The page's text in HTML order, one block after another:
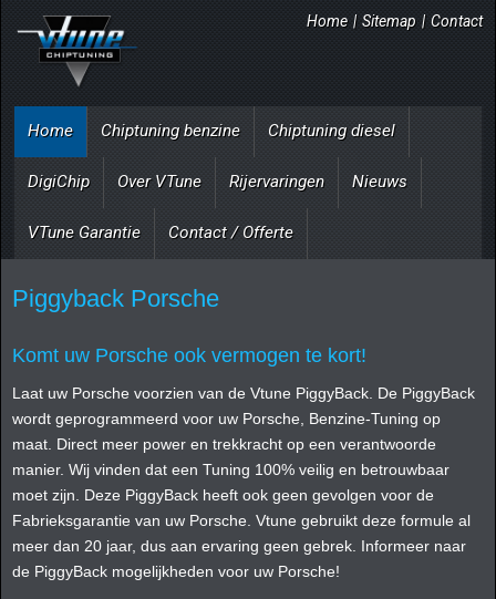
Home | Sitemap | Contact
Home Chiptuning benzine Chiptuning diesel
DigiChip Over VTune Rijervaringen Nieuws
VTune Garantie Contact / Offerte
Piggyback Porsche
Komt uw Porsche ook vermogen te kort!
Laat uw Porsche voorzien van de Vtune PiggyBack. De PiggyBack
wordt geprogrammeerd voor uw Porsche, Benzine-Tuning op
maat. Direct meer power en trekkracht op een verantwoorde
manier. Wij vinden dat een Tuning 100% veilig en betrouwbaar
moet zijn. Deze PiggyBack heeft ook geen gevolgen voor de
Fabrieksgarantie van uw Porsche. Vtune gebruikt deze formule al
meer dan 20 jaar, dus aan ervaring geen gebrek. Informeer naar
de PiggyBack mogelijkheden voor uw Porsche!